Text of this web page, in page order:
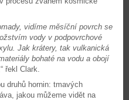
vidíme měsíční povrch se
vody v podpovrchové
Jak krátery, tak vulkanická
bohaté na vodu a obojí
řekl Clark.
druhů hornin: tmavých
jakou můžeme vidět na